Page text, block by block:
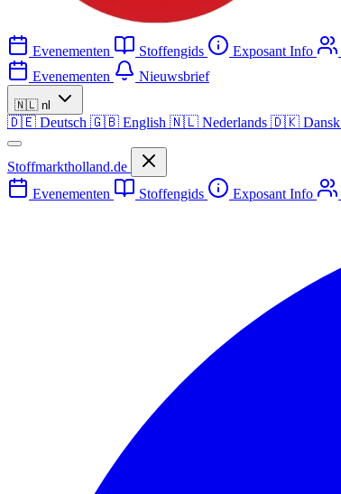
Evenementen Stoffengids Exposant Info
Evenementen
Nieuwsbrief
🇳🇱 nl
🇩🇪 Deutsch 🇬🇧 English 🇳🇱 Nederlands 🇩🇰 Dansk
Stoffmarktholland.de
Evenementen
Stoffengids Exposant Info